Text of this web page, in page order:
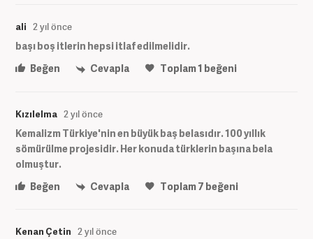
ali 2 yıl önce
başı boş itlerin hepsi itlaf edilmelidir.
Beğen
Cevapla Toplam1 beğeni
Kızılelma 2 yıl önce
Kemalizm Türkiye'nin en büyük baş belasıdır. 100 yıllık
sömürülme projesidir. Her konuda türklerin başına bela
olmuştur.
Beğen
Cevapla Toplam7 beğeni
Kenan Çetin 2 yıl önce